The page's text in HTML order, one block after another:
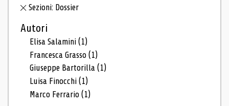
Sezioni: Dossier
Autori
Elisa Salamini(1)
Francesca Grasso(1)
Giuseppe Bartorilla(1)
Luisa Finocchi(1)
Marco Ferrario(1)